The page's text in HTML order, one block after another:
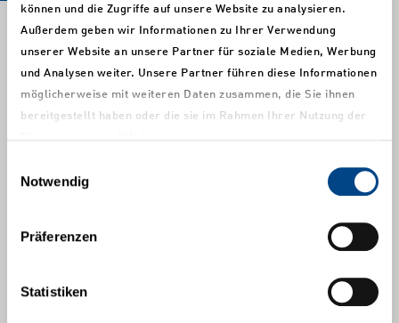
können und die Zugriffe auf unsere Website zu analysieren.
Außerdem geben wir Informationen zu Ihrer Verwendung
unserer Website an unsere Partner für soziale Medien, Werbung
und Analysen weiter. Unsere Partner führen diese Informationen
möglicherweise mit weiteren Daten zusammen, die Sie ihnen
bereitgestellt haben oder die sie im Rahmen Ihrer Nutzung der
Notwendig
Präferenzen
Statistiken
Hauptsitz
Markham-Strasse 13
D-86720 Nördlingen
Deutschland
Niederlassung
Song Jiang District